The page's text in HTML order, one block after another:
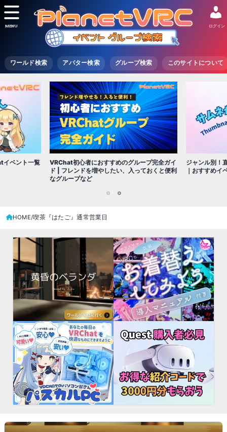
ワールド検索 アバター検索 グループ検索 このサイトについて
ログイン
MENU
イベント一覧
VRChat初心者におすすめのグループ完全ガイ
ド | フレンドを増やしたい、入っておくと便利
なグループなど
ジャンル別！
｜おすすめイ
HOME 喫茶『はたご』通常営業日